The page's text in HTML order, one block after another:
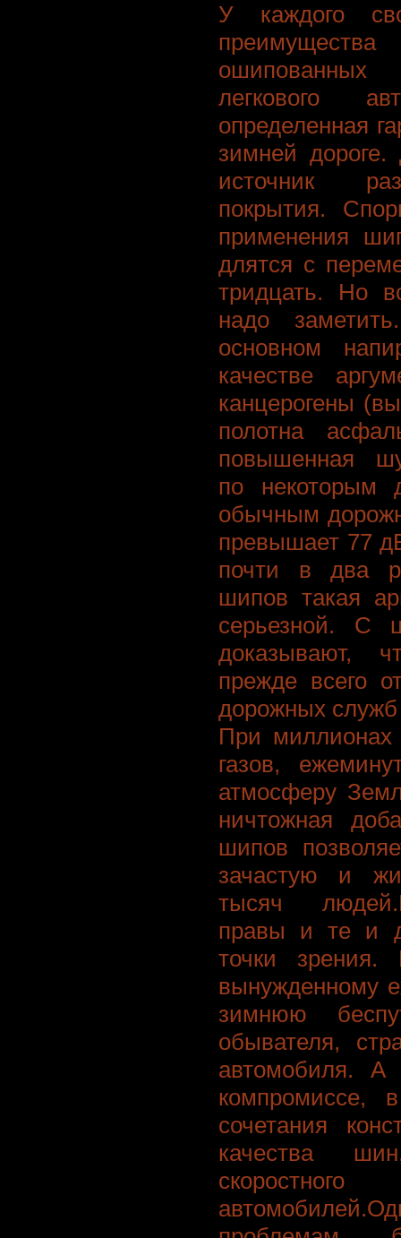
У каждого
легкового
определенная
зимней
источник
покрытия.
применения
длятся с
тридцать. Но
надо
основном
качестве
канцерогены
полотна
повышенная
по
обычным
превышает 77
почти в два
шипов такая
серьезной. С
доказывают,
прежде всего
дорожных
При миллионах
газов,
атмосферу
ничтожная
шипов
зачастую и
тысяч
правы и те и
точки зрения.
вынужденному
зимнюю
обывателя,
автомобиля.
компромиссе,
сочетания
качества